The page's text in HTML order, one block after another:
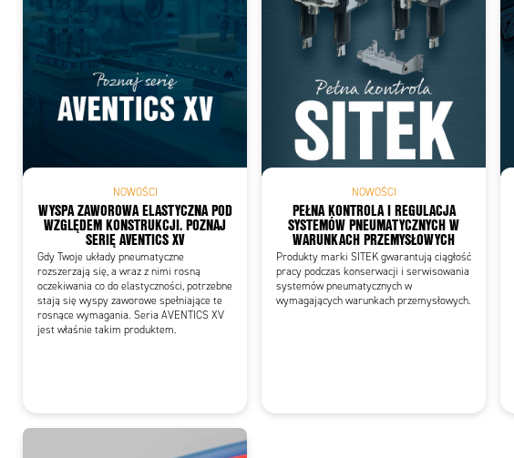
NOWOŚCI
WYSPA ZAWOROWA ELASTYCZNA POD
WZGLĘDEM KONSTRUKCJI. POZNAJ
SERIĘ AVENTICS XV
Gdy Twoje układy pneumatyczne
rozszerzają się, a wraz z nimi rosną
oczekiwania co do elastyczności, potrzebne
stają się wyspy zaworowe spełniające te
rosnące wymagania. Seria AVENTICS XV
jest właśnie takim produktem.
NOWOŚCI
PEŁNA KONTROLA I REGULACJA
SYSTEMÓW PNEUMATYCZNYCH W
WARUNKACH PRZEMYSŁOWYCH
Produkty marki SITEK gwarantują ciągłość
pracy podczas konserwacji i serwisowania
systemów pneumatycznych w
wymagających warunkach przemysłowych.